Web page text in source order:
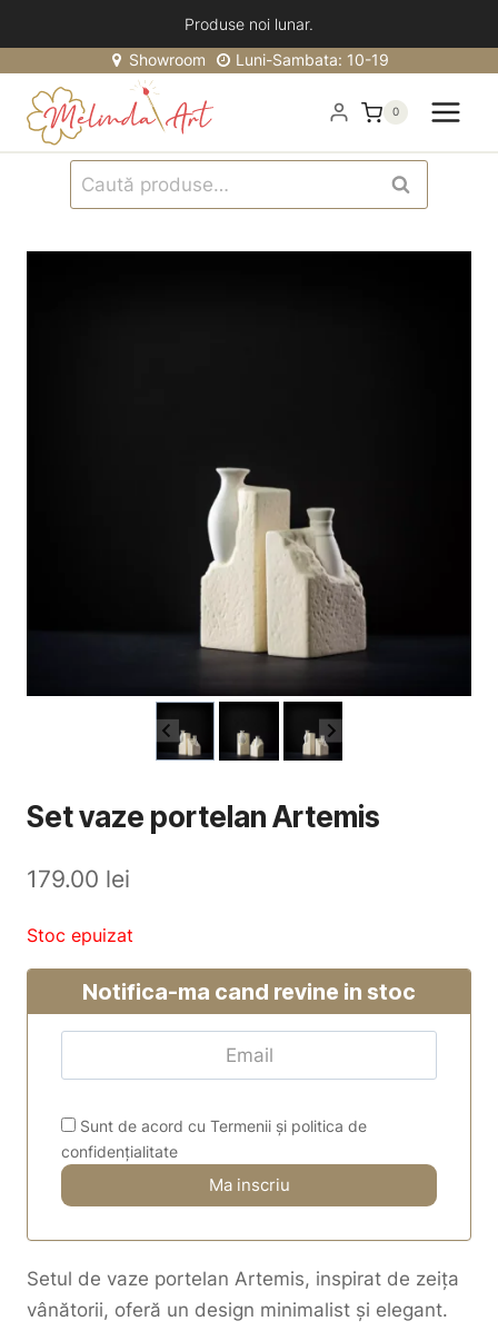
to
content
Produse noi lunar.
Showroom
Luni-Sambata: 10-19
0
Caută
după:
Caută
Set vaze portelan Artemis
179.00 lei
Stoc epuizat
Notifica-ma cand revine in stoc
Sunt de acord cu Termenii și politica de
confidențialitate
Setul de vaze portelan Artemis, inspirat de zeița
vânătorii, oferă un design minimalist și elegant.